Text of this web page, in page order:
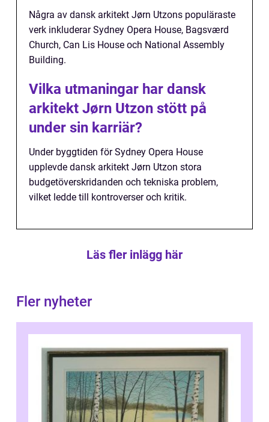
Några av dansk arkitekt Jørn Utzons populäraste
verk inkluderar Sydney Opera House, Bagsværd
Church, Can Lis House och National Assembly
Building.
Vilka utmaningar har dansk
arkitekt Jørn Utzon stött på
under sin karriär?
Under byggtiden för Sydney Opera House
upplevde dansk arkitekt Jørn Utzon stora
budgetöverskridanden och tekniska problem,
vilket ledde till kontroverser och kritik.
Läs fler inlägg här
Fler nyheter